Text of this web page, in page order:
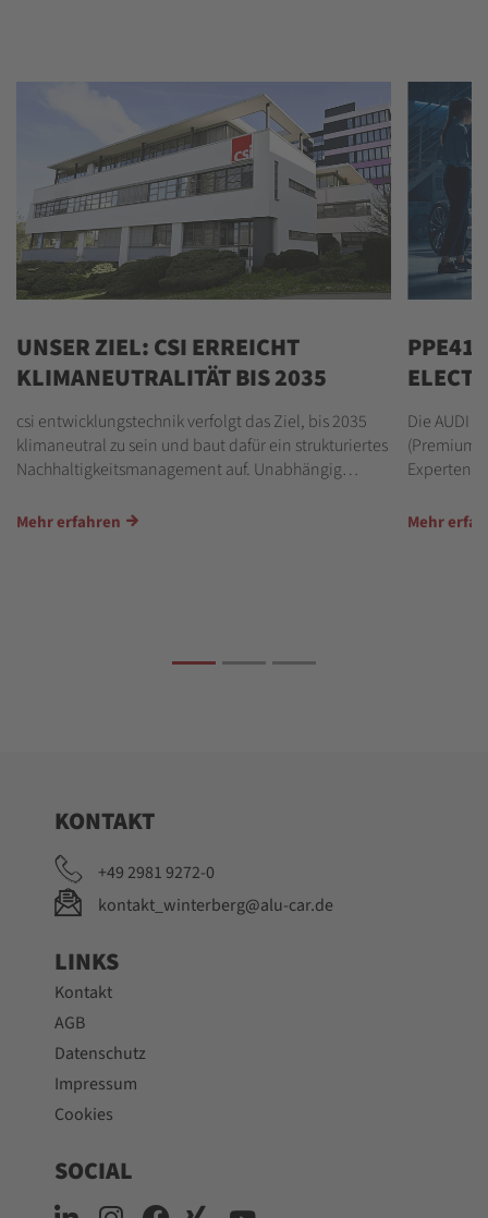
UNSER ZIEL: CSI ERREICHT
KLIMANEUTRALITÄT BIS 2035
csi entwicklungstechnik verfolgt das Ziel, bis 2035
klimaneutral zu sein und baut dafür ein strukturiertes
Nachhaltigkeitsmanagement auf. Unabhängig…
Mehr erfahren
PPE41
Die AUDI
(Premium
Experten
Mehr
KONTAKT
+49 2981 9272-0
kontakt_winterberg@alu-car.de
LINKS
Kontakt
AGB
Datenschutz
Impressum
Cookies
SOCIAL